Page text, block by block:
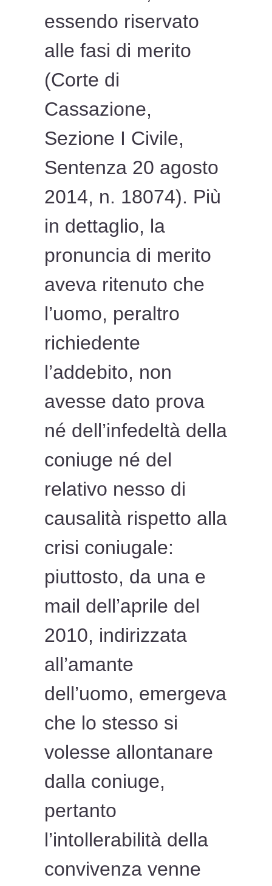
essendo riservato
alle fasi di merito
(Corte di
Cassazione,
Sezione I Civile,
Sentenza 20 agosto
2014, n. 18074). Più
in dettaglio, la
pronuncia di merito
aveva ritenuto che
l’uomo, peraltro
richiedente
l’addebito, non
avesse dato prova
né dell’infedeltà della
coniuge né del
relativo nesso di
causalità rispetto alla
crisi coniugale:
piuttosto, da una e
mail dell’aprile del
2010, indirizzata
all’amante
dell’uomo, emergeva
che lo stesso si
volesse allontanare
dalla coniuge,
pertanto
l’intollerabilità della
convivenza venne